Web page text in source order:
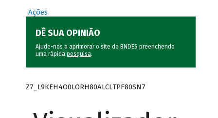
Ações
DÊ SUA OPINIÃO
Ajude-nos a aprimorar o site do BNDES preenchendo
uma rápida pesquisa.
Z7_L9KEH4O0LORH80ALCLTPF80SN7